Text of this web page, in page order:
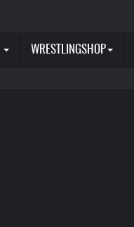
WRESTLINGSHOP